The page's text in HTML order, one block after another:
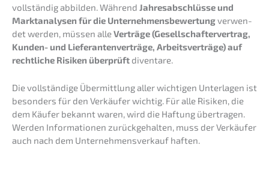
vollstän­dig abbil­den. Während Jahres­ab­schlüs­se und
Markt­ana­ly­sen für die Unter­neh­mens­be­wer­tungverwen­
det werden, müssen alleVerträ­ge (Gesell­schaf­ter­ver­trag,
Kunden- und Liefe­ran­ten­ver­trä­ge, Arbeits­ver­trä­ge) auf
recht­li­che Risiken überprüft diventare.
Die vollstän­di­ge Übermitt­lung aller wichti­gen Unter­la­gen ist
beson­ders für den Verkäu­fer wichtig. Für alle Risiken, die
dem Käufer bekannt waren, wird die Haftung übertra­gen.
Werden Infor­ma­tio­nen zurück­ge­hal­ten, muss der Verkäu­fer
auch nach dem Unter­nehmens­verkauf haften.